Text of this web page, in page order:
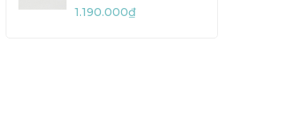
Ring Necklace - VYN71
1.190.000₫